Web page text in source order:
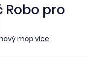
Robo pro
mop více